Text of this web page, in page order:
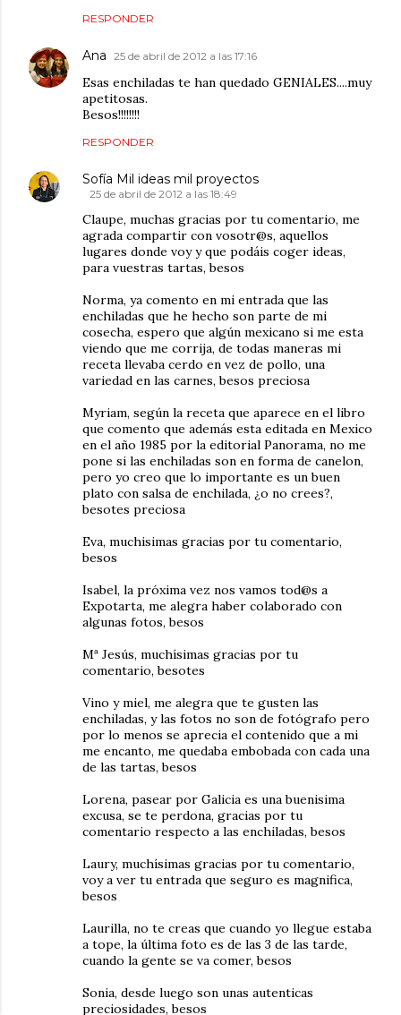
RESPONDER
Ana 25 de abril de 2012 a las 17:16
Esas enchiladas te han quedado GENIALES....muy
apetitosas.
Besos!!!!!!!!
RESPONDER
Sofía Mil ideas mil proyectos
25 de abril de 2012 a las 18:49
Claupe, muchas gracias por tu comentario, me
agrada compartir con vosotr@s, aquellos
lugares donde voy y que podáis coger ideas,
para vuestras tartas, besos
Norma, ya comento en mi entrada que las
enchiladas que he hecho son parte de mi
cosecha, espero que algún mexicano si me esta
viendo que me corrija, de todas maneras mi
receta llevaba cerdo en vez de pollo, una
variedad en las carnes, besos preciosa
Myriam, según la receta que aparece en el libro
que comento que además esta editada en Mexico
en el año 1985 por la editorial Panorama, no me
pone si las enchiladas son en forma de canelon,
pero yo creo que lo importante es un buen
plato con salsa de enchilada, ¿o no crees?,
besotes preciosa
Eva, muchisimas gracias por tu comentario,
besos
Isabel, la próxima vez nos vamos tod@s a
Expotarta, me alegra haber colaborado con
algunas fotos, besos
Mª Jesús, muchísimas gracias por tu
comentario, besotes
Vino y miel, me alegra que te gusten las
enchiladas, y las fotos no son de fotógrafo pero
por lo menos se aprecia el contenido que a mi
me encanto, me quedaba embobada con cada una
de las tartas, besos
Lorena, pasear por Galicia es una buenisima
excusa, se te perdona, gracias por tu
comentario respecto a las enchiladas, besos
Laury, muchísimas gracias por tu comentario,
voy a ver tu entrada que seguro es magnifica,
besos
Laurilla, no te creas que cuando yo llegue estaba
a tope, la última foto es de las 3 de las tarde,
cuando la gente se va comer, besos
Sonia, desde luego son unas autenticas
preciosidades, besos